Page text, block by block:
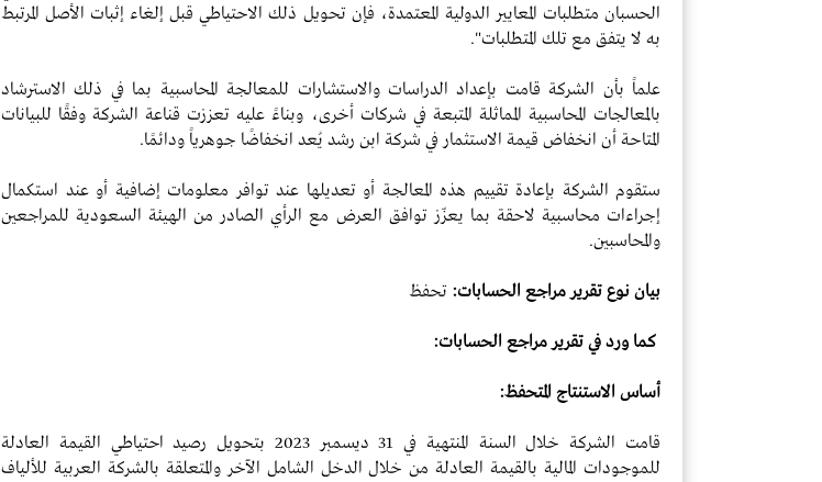
الحسبان متطلبات المعايير الدولية المعتمدة، فإن تحويل ذلك الاحتياطي قبل إلغاء إثبات الأصل المرتبط
به لا يتفق مع تلك المتطلبات".
علماً بأن الشركة قامت بإعداد الدراسات والاستشارات للمعالجة المحاسبية بما في ذلك الاسترشاد
بالمعالجات المحاسبية المماثلة المتبعة في شركات أخرى، وبناءً عليه تعززت قناعة الشركة وفقًا للبيانات
المتاحة أن انخفاض قيمة الاستثمار في شركة ابن رشد يُعد انخفاضًا جوهرياً ودائمًا.
ستقوم الشركة بإعادة تقييم هذه المعالجة أو تعديلها عند توافر معلومات إضافية أو عند استكمال
إجراءات محاسبية لاحقة بما يعزّز توافق العرض مع الرأي الصادر من الهيئة السعودية للمراجعين
والمحاسبين.
بيان نوع تقرير مراجع الحسابات: تحفظ
كما ورد في تقرير مراجع الحسابات:
أساس الاستنتاج المتحفظ:
قامت الشركة خلال السنة المنتهية في 31 ديسمبر 2023 بتحويل رصيد احتياطي القيمة العادلة
للموجودات المالية بالقيمة العادلة من خلال الدخل الشامل الآخر والمتعلقة بالشركة العربية للألياف